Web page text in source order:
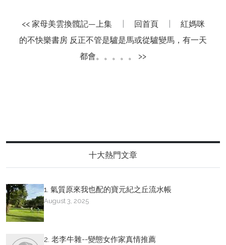
<< 家母美雲換髖記—上集 回首頁
紅媽咪
的不快樂書房 反正不管是驢是馬或從驢變馬，有一天
都會。。。。。 >>
十大熱門文章
1. 氣質原來我也配的寶元紀之丘流水帳
August 3, 2025
2. 老李牛雜--變態女作家真情推薦